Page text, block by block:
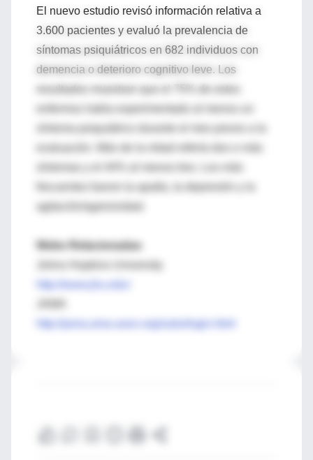
El nuevo estudio revisó información relativa a
3.600 pacientes y evaluó la prevalencia de
síntomas psiquiátricos en 682 individuos con
demencia o deterioro cognitivo leve. Los
resultados muestran que el 75% de estos
síntoma psiquiátrico durante el mes previo a la
frecuentes fueron la apatía, la depresión y la
agitación/agresividad.
Webs Relacionadas
http://jama.ama-assn.org/subs/login.html